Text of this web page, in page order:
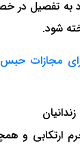
به تفصیل در
شود.
مجازات حبس
ارتکابی و